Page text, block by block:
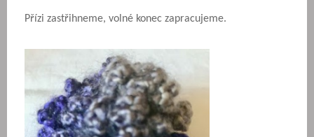
Přízi zastřihneme, volné konec zapracujeme.